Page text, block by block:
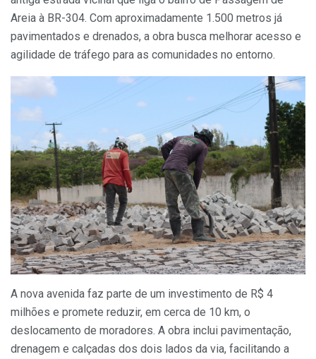
Areia à BR-304. Com aproximadamente 1.500 metros já
pavimentados e drenados, a obra busca melhorar acesso e
agilidade de tráfego para as comunidades no entorno.
A nova avenida faz parte de um investimento de R$ 4
milhões e promete reduzir, em cerca de 10 km, o
deslocamento de moradores. A obra inclui pavimentação,
drenagem e calçadas dos dois lados da via, facilitando a